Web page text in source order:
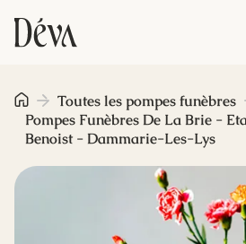
Obsèques
Prévoyance
Monument funéraire
Toutes les pompes funèbres
Pompes Funèbres De La Brie -
Benoist - Dammarie-Les-Lys